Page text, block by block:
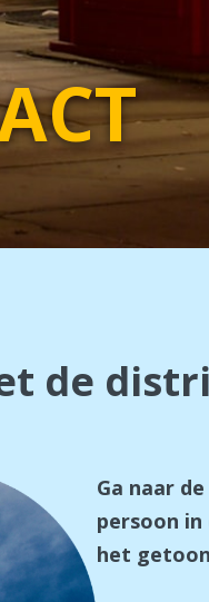
de
Ga naar de
persoon
het